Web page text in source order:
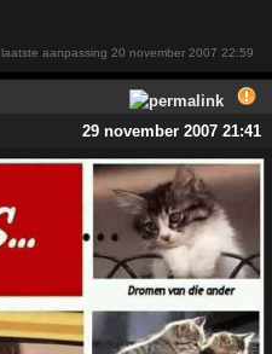
laatste aanpassing20 november 2007 22:59
29 november 2007 21:41